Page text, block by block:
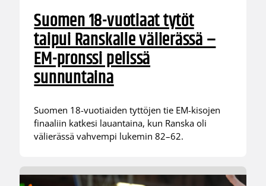
Suomen 18-vuotiaat tytöt
taipui Ranskalle välierässä –
EM-pronssi pelissä
sunnuntaina
Suomen 18-vuotiaiden tyttöjen tie EM-kisojen
finaaliin katkesi lauantaina, kun Ranska oli
välierässä vahvempi lukemin 82–62.